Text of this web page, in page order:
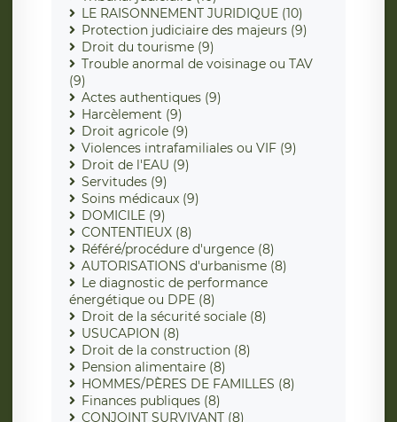
LE RAISONNEMENT JURIDIQUE (10)
Protection judiciaire des majeurs (9)
Droit du tourisme (9)
Trouble anormal de voisinage ou TAV
(9)
Actes authentiques (9)
Harcèlement (9)
Droit agricole (9)
Violences intrafamiliales ou VIF (9)
Droit de l'EAU (9)
Servitudes (9)
Soins médicaux (9)
DOMICILE (9)
CONTENTIEUX (8)
Référé/procédure d'urgence (8)
AUTORISATIONS d'urbanisme (8)
Le diagnostic de performance
énergétique ou DPE (8)
Droit de la sécurité sociale (8)
USUCAPION (8)
Droit de la construction (8)
Pension alimentaire (8)
HOMMES/PÈRES DE FAMILLES (8)
Finances publiques (8)
CONJOINT SURVIVANT (8)